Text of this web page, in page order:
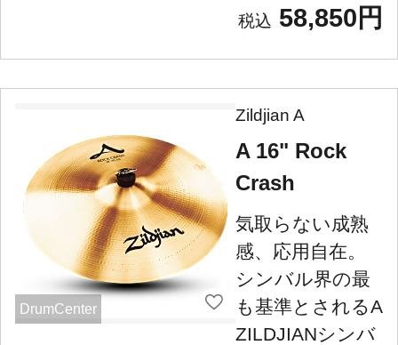
58,850円
DrumCenter
Zildjian A
A 16" Rock
Crash
気取らない成熟
感、応用自在。
シンバル界の最
も基準とされるA
ZILDJIANシンバ